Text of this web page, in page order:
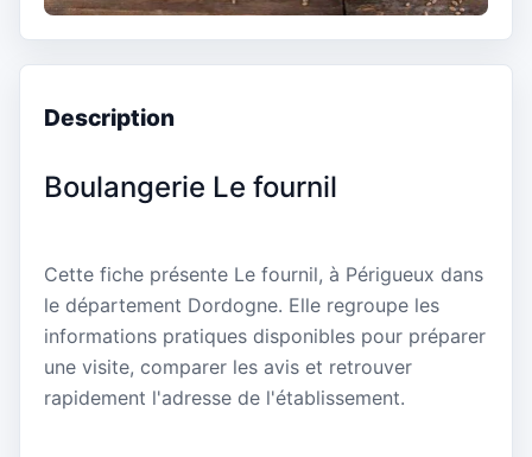
Description
Boulangerie Le fournil
Cette fiche présente Le fournil, à Périgueux dans
le département Dordogne. Elle regroupe les
informations pratiques disponibles pour préparer
une visite, comparer les avis et retrouver
rapidement l'adresse de l'établissement.